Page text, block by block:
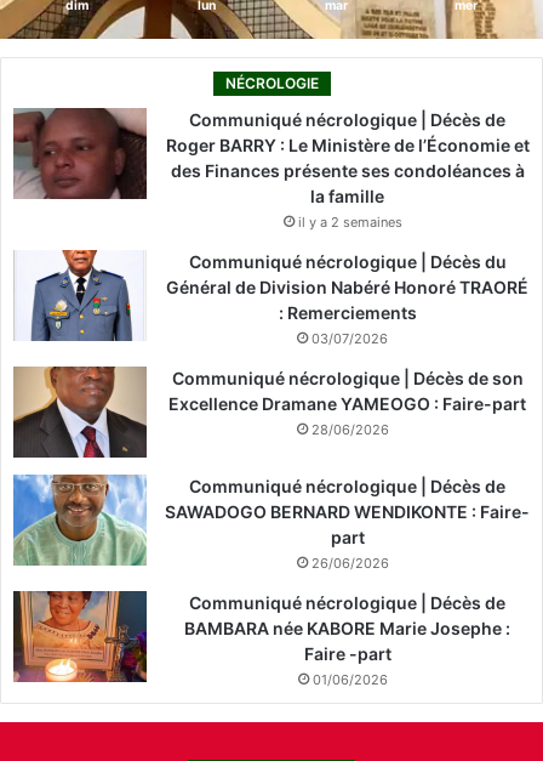
dim lun mar mer
NÉCROLOGIE
Communiqué nécrologique | Décès de
Roger BARRY : Le Ministère de l’Économie et
des Finances présente ses condoléances à
la famille
il y a 2 semaines
Communiqué nécrologique | Décès du
Général de Division Nabéré Honoré TRAORÉ
: Remerciements
03/07/2026
Communiqué nécrologique | Décès de son
Excellence Dramane YAMEOGO : Faire-part
28/06/2026
Communiqué nécrologique | Décès de
SAWADOGO BERNARD WENDIKONTE : Faire-
part
26/06/2026
Communiqué nécrologique | Décès de
BAMBARA née KABORE Marie Josephe :
Faire -part
01/06/2026